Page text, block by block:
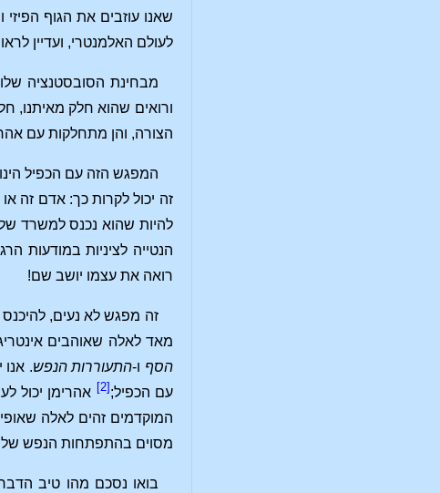
שאנו עוזבים את הגוף הפיזי
לעולם האלמנטרי, ועדיין
מבחינת הסובסטנציה
ורואים שהוא חלק מאיתנו,
הצורה, והן מתחלקות עם
המפגש הזה עם הכפיל
זה יכול לקרות כך: אדם זה
להיות שהוא נכנס למשרד
הנטייה לציניות במודעות
רואה את עצמו יושב שם!
זה מפגש לא נעים,
מאד לאלה שאוהבים
הסף ו-התעוררות הנפש. אנו
עם הכפיל; [2]
אהרימן יכול
המוקדמים זהים לאלה
מסוים בהתפתחות הנפש
בואו נסכם מהו טיב